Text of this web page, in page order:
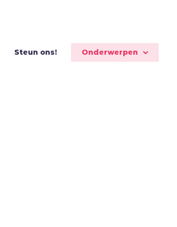
Steun ons! Onderwerpen